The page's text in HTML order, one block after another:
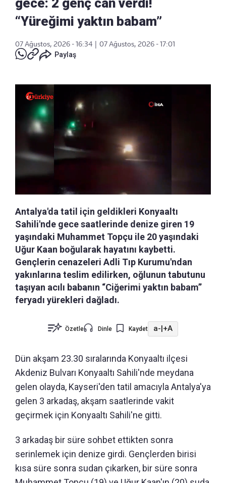
gece: 2 genç can verdi!
“Yüreğimi yaktın babam”
07 Ağustos, 2026 - 16:34
07 Ağustos, 2026 - 17:01
Paylaş
Antalya'da tatil için geldikleri Konyaaltı
Sahili'nde gece saatlerinde denize giren 19
yaşındaki Muhammet Topçu ile 20 yaşındaki
Uğur Kaan boğularak hayatını kaybetti.
Gençlerin cenazeleri Adli Tıp Kurumu'ndan
yakınlarına teslim edilirken, oğlunun tabutunu
taşıyan acılı babanın “Ciğerimi yaktın babam”
feryadı yürekleri dağladı.
Özetle Dinle Kaydet a-|+A
Dün akşam 23.30 sıralarında Konyaaltı ilçesi
Akdeniz Bulvarı Konyaaltı Sahili'nde meydana
gelen olayda, Kayseri'den tatil amacıyla Antalya'ya
gelen 3 arkadaş, akşam saatlerinde vakit
geçirmek için Konyaaltı Sahili'ne gitti.
3 arkadaş bir süre sohbet ettikten sonra
serinlemek için denize girdi. Gençlerden birisi
kısa süre sonra sudan çıkarken, bir süre sonra